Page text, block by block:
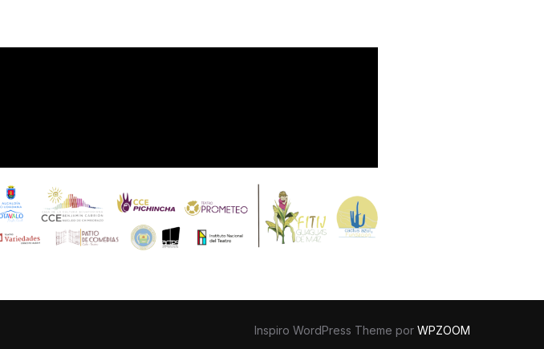
Inspiro WordPress Theme por WPZOOM